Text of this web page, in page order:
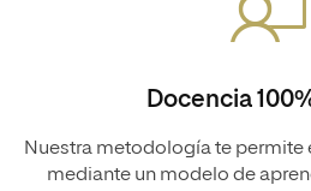
Docencia
Nuestra metodología te permite
mediante un modelo de